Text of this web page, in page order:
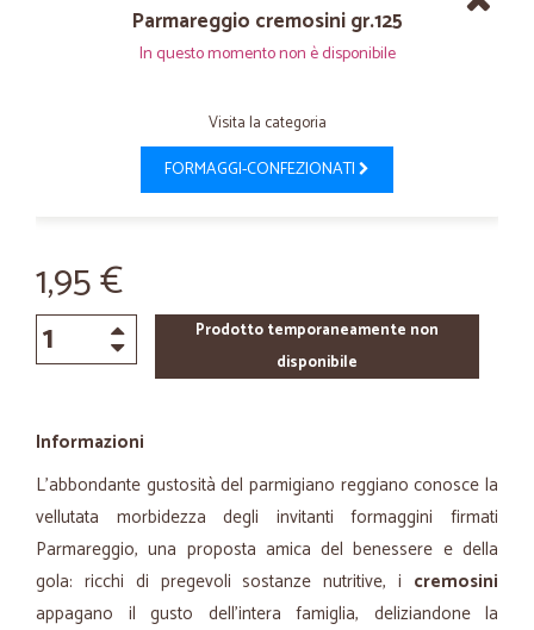
Parmareggio cremosini gr.125
In questo momento non è disponibile
Visita la categoria
FORMAGGI-CONFEZIONATI
1,95 €
Prodotto temporaneamente non
disponibile
Informazioni
L'abbondante gustosità del parmigiano reggiano conosce la
vellutata morbidezza degli invitanti formaggini firmati
Parmareggio, una proposta amica del benessere e della
gola: ricchi di pregevoli sostanze nutritive, i cremosini
appagano il gusto dell'intera famiglia, deliziandone la